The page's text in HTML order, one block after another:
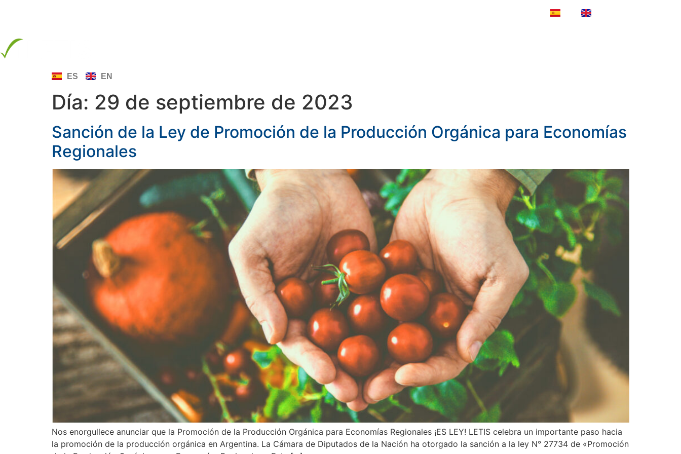
ES EN
Día: 29 de septiembre de 2023
Sanción de la Ley de Promoción de la Producción Orgánica para Economías
Regionales
Nos enorgullece anunciar que la Promoción de la Producción Orgánica para Economías Regionales ¡ES LEY! LETIS celebra un importante paso hacia
la promoción de la producción orgánica en Argentina. La Cámara de Diputados de la Nación ha otorgado la sanción a la ley N° 27734 de «Promoción